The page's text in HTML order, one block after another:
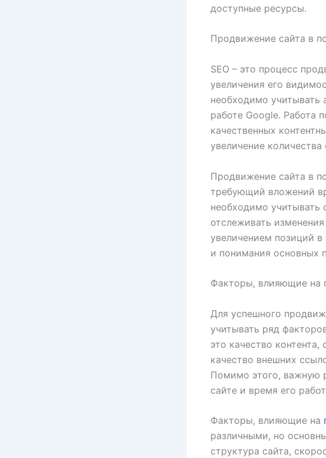
доступные ресурсы.
Продвижение сайта в
SEO – это процесс
увеличения его
необходимо учитывать
работе Google. Работа
качественных
увеличение количества
Продвижение сайта в
требующий вложений
необходимо учитывать
отслеживать
увеличением позиций
и понимания основных
Факторы, влияющие на
Для успешного
учитывать ряд
это качество
качество внешних
Помимо этого, важную
сайте и время его
Факторы, влияющие на
различными, но
структура сайта,